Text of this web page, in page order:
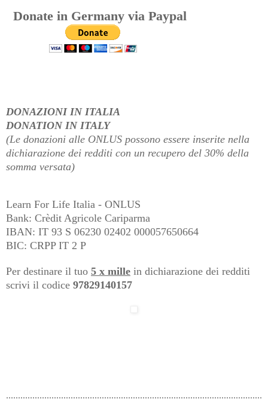
Donate in Germany via Paypal
DONAZIONI IN ITALIA
DONATION IN ITALY
(Le donazioni alle ONLUS possono essere inserite nella
dichiarazione dei redditi con un recupero del 30% della
somma versata)
Learn For Life Italia - ONLUS
Bank: Crèdit Agricole Cariparma
IBAN: IT 93 S 06230 02402 000057650664
BIC: CRPP IT 2 P
Per destinare il tuo 5 x mille in dichiarazione dei redditi
scrivi il codice 97829140157
...........................................................................................................